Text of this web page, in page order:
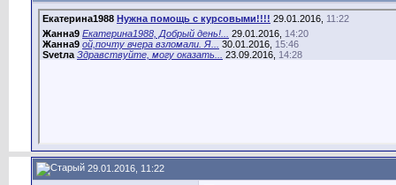
Екатерина1988 Нужна помощь с курсовыми!!!! 29.01.2016, 11:22
Жанна9 Екатерина1988, Добрый день!... 29.01.2016, 14:20
Жанна9 ой,почту вчера взломали. Я... 30.01.2016, 15:46
Svetла Здравствуйте, могу оказать... 23.09.2016, 14:28
29.01.2016, 11:22